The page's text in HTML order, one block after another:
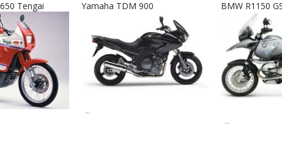
Tengai Yamaha TDM 900
...
BMW R1150
...